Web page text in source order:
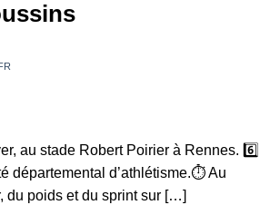
au stade Robert Poirier à Rennes. 6️⃣
départemental d’athlétisme.⏱️ Au
du poids et du sprint sur […]